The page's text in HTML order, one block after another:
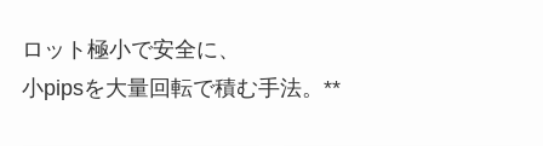
ロット極小で安全に、
小pipsを大量回転で積む手法。**